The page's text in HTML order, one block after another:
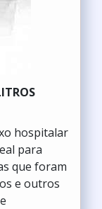
hospitalar
para
que foram
e outros